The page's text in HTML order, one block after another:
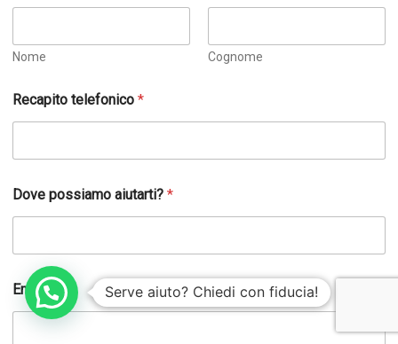
Nome Cognome
Recapito telefonico*
Dove possiamo aiutarti?*
Email Serve aiuto? Chiedi con fiducia!